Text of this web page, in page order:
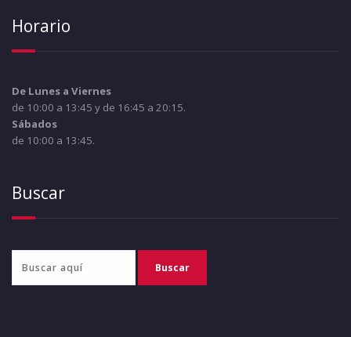
Horario
De Lunes a Viernes
de 10:00 a 13:45 y de 16:45 a 20:15.
Sábados
de 10:00 a 13:45.
Buscar